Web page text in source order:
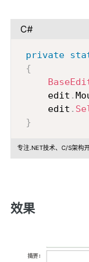
C#
private
{
     edit
.
     edit
.
}
专注.NET技术、C/S架构
效果